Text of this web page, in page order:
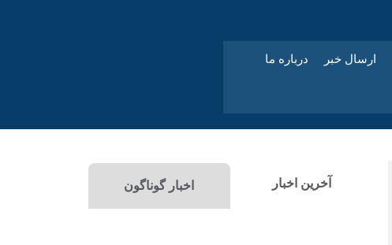
ارسال خبر درباره ما
آخرین اخبار اخبار گوناگون